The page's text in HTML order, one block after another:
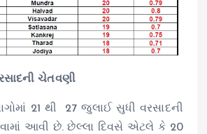
ચેતવણી
21 થી 27 જુલાઈ સુધી વરસાદની
આવી છે. છેલ્લા દિવસે એટલે કે 20